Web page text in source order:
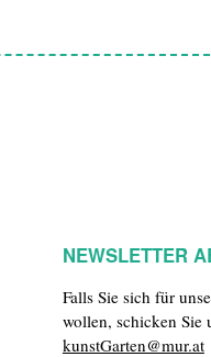
NEWSLETTER
Falls Sie sich für
wollen, schicken Sie
kunstGarten@mur.at